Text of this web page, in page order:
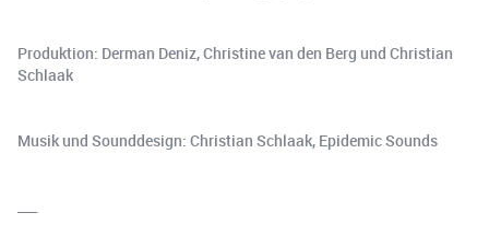
Produktion: Derman Deniz, Christine van den Berg und Christian
Schlaak
Musik und Sounddesign: Christian Schlaak, Epidemic Sounds